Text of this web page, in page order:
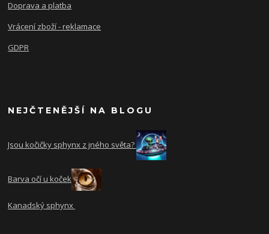
Doprava a platba
Vrácení zboží - reklamace
GDPR
NEJČTENĚJŠÍ NA BLOGU
Jsou kočičky sphynx z jného světa?
Barva očí u koček
Kanadský sphynx